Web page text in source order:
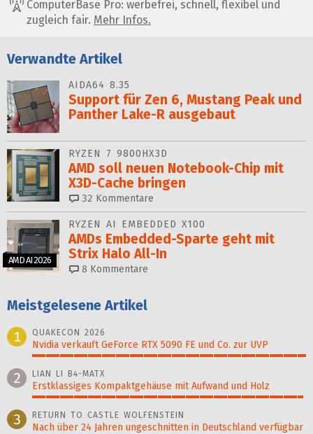
ComputerBase Pro: werbefrei, schnell, flexibel und
zugleich fair. Mehr Infos.
Verwandte Artikel
AIDA64 8.35
Support für Zen 6, Mustang Peak und
Panther Lake-R ausgebaut
RYZEN 7 9800HX3D
AMD soll neuen Notebook-Chip mit
X3D-Cache bringen
32 Kommentare
AMD AI 2026
RYZEN AI EMBEDDED X100
AMDs Embedded-Sparte geht mit
Strix Halo All‑In
8 Kommentare
Meistgelesene Artikel
1
QUAKECON 2026
Nvidia verkauft GeForce RTX 5090 FE und Co. zur UVP
100%
2 LIAN LI B4-MATX
Erstklassiges Kompaktgehäuse mit Aufwand und Holz
99%
3 RETURN TO CASTLE WOLFENSTEIN
Nach über 24 Jahren ungeschnitten in Deutschland verfügbar